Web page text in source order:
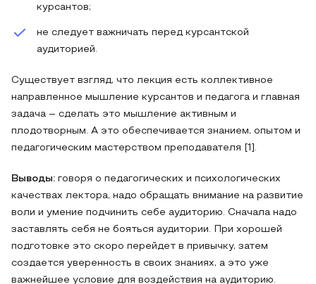
курсантов;
не следует важничать перед курсантской
аудиторией.
Существует взгляд, что лекция есть коллективное
направленное мышление курсантов и педагога и главная
задача – сделать это мышление активным и
плодотворным. А это обеспечивается знанием, опытом и
педагогическим мастерством преподавателя [1].
Выводы: говоря о педагогических и психологических
качествах лектора, надо обращать внимание на развитие
воли и умение подчинить себе аудиторию. Сначала надо
заставлять себя не бояться аудитории. При хорошей
подготовке это скоро перейдет в привычку, затем
создается уверенность в своих знаниях, а это уже
важнейшее условие для воздействия на аудиторию.